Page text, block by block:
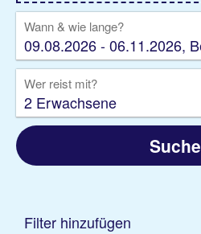
Wann & wie lange?
09.08.2026 - 06.11.2026,
Wer reist mit?
2 Erwachsene
Filter hinzufügen